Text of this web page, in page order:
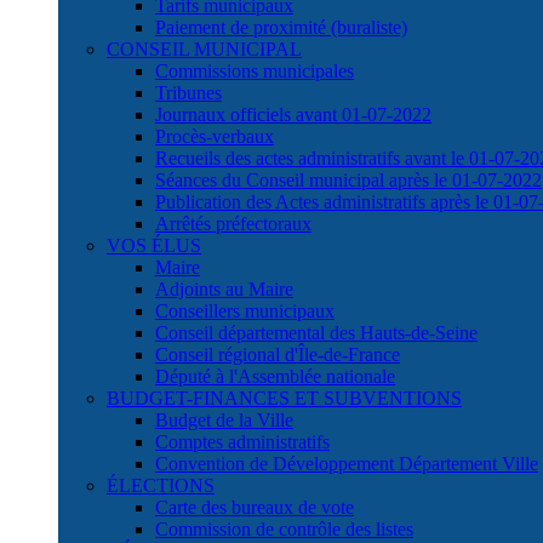
Tarifs municipaux
Paiement de proximité (buraliste)
CONSEIL MUNICIPAL
Commissions municipales
Tribunes
Journaux officiels avant 01-07-2022
Procès-verbaux
Recueils des actes administratifs avant le 01-07-
Séances du Conseil municipal après le 01-07-2022
Publication des Actes administratifs après le 01-
Arrêtés préfectoraux
VOS ÉLUS
Maire
Adjoints au Maire
Conseillers municipaux
Conseil départemental des Hauts-de-Seine
Conseil régional d'Île-de-France
Député à l'Assemblée nationale
BUDGET-FINANCES ET SUBVENTIONS
Budget de la Ville
Comptes administratifs
Convention de Développement Département Ville
ÉLECTIONS
Carte des bureaux de vote
Commission de contrôle des listes